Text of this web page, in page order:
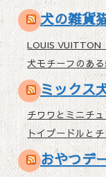
犬の雑貨
LOUIS VUITTON
犬モチーフのあ
ミックス
チワワとミニチ
トイプードルと
おやつデ